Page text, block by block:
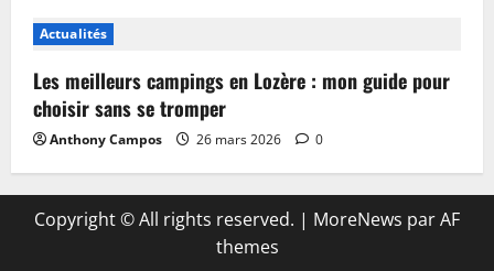
Actualités
Les meilleurs campings en Lozère : mon guide pour
choisir sans se tromper
Anthony Campos 26 mars 2026 0
Copyright © All rights reserved. | MoreNews par AF
themes